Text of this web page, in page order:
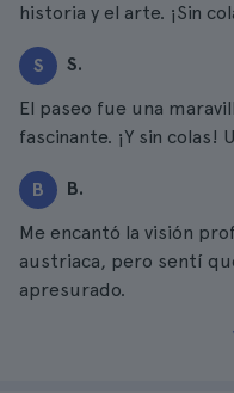
historia y el arte. ¡Sin
S S.
El paseo fue una
fascinante. ¡Y sin colas!
B B.
Me encantó la visión
austriaca, pero sentí
apresurado.